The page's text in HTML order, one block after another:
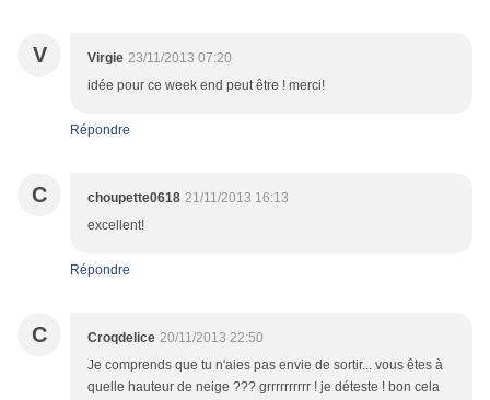
V Virgie 23/11/2013 07:20
idée pour ce week end peut être ! merci!
Répondre
C choupette0618 21/11/2013 16:13
excellent!
Répondre
C Croqdelice 20/11/2013 22:50
Je comprends que tu n'aies pas envie de sortir... vous êtes à
quelle hauteur de neige ??? grrrrrrrrrr ! je déteste ! bon cela